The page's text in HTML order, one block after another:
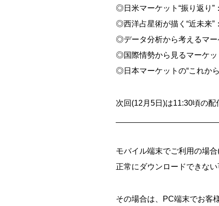
◎日米マーケット“振り返り”
◎西洋占星術が描く“近未来”
◎データ分析から考えるマ
◎国際情勢から見るマーケッ
◎日本マーケットの“これか
次回(12月5日)は11:30頃の
モバイル端末でご利用の場
正常にダウンロードできな
その場合は、PC端末でお客